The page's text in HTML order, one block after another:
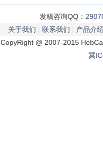
发稿咨询QQ：
关于我们
联系我们
产品介
CopyRight @ 2007-2015
冀